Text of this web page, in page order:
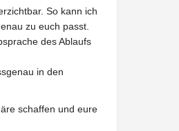
So kann ich
zu euch passt.
des Ablaufs
in den
schaffen und eure